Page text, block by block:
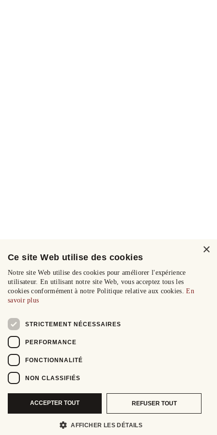
×
Ce site Web utilise des cookies
Notre site Web utilise des cookies pour améliorer l'expérience
utilisateur. En utilisant notre site Web, vous acceptez tous les
cookies conformément à notre Politique relative aux cookies.En
savoir plus
STRICTEMENT NÉCESSAIRES
PERFORMANCE
FONCTIONNALITÉ
NON CLASSIFIÉS
ACCEPTER TOUT REFUSER TOUT
AFFICHER LES DÉTAILS